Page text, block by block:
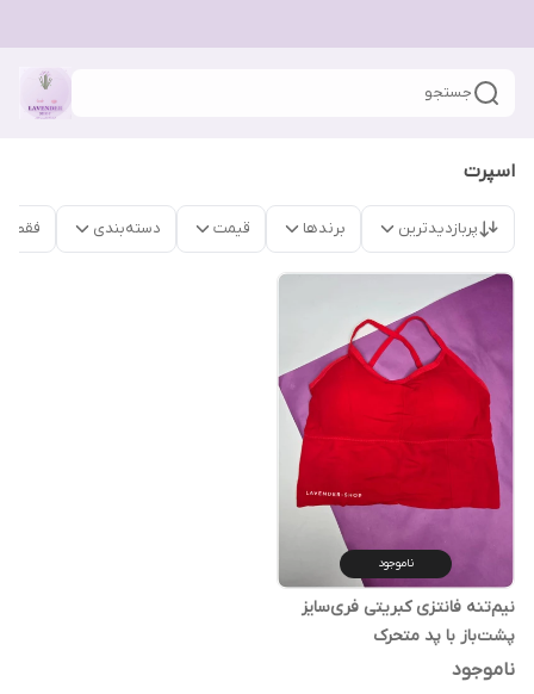
جستجو
اسپرت
پربازدیدترین برندها قیمت دسته‌بندی فقط
ناموجود
نیم‌تنه فانتزی کبریتی فری‌سایز
پشت‌باز با پد متحرک
ناموجود